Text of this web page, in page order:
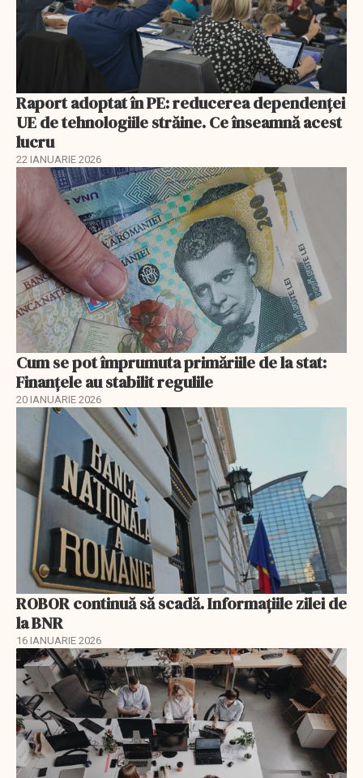
Raport adoptat în PE: reducerea dependenței
UE de tehnologiile străine. Ce înseamnă acest
lucru
22 IANUARIE 2026
Cum se pot împrumuta primăriile de la stat:
Finanțele au stabilit regulile
20 IANUARIE 2026
ROBOR continuă să scadă. Informaţiile zilei de
la BNR
16 IANUARIE 2026